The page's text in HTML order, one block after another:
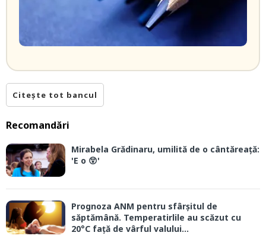
Citește tot bancul
Recomandări
Mirabela Grădinaru, umilită de o cântăreață:
'E o 😲'
Prognoza ANM pentru sfârșitul de
săptămână. Temperatirlile au scăzut cu
20°C față de vârful valului...